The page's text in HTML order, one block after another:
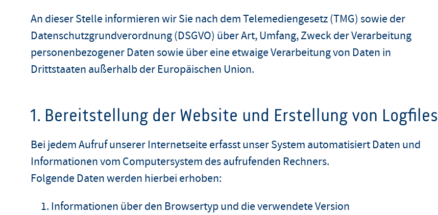
An dieser Stelle informieren wir Sie nach dem Telemediengesetz (TMG) sowie der
Datenschutzgrundverordnung (DSGVO) über Art, Umfang, Zweck der Verarbeitung
personenbezogener Daten sowie über eine etwaige Verarbeitung von Daten in
Drittstaaten außerhalb der Europäischen Union.
1. Bereitstellung der Website und Erstellung von Logfiles
Bei jedem Aufruf unserer Internetseite erfasst unser System automatisiert Daten und
Informationen vom Computersystem des aufrufenden Rechners.
Folgende Daten werden hierbei erhoben:
Informationen über den Browsertyp und die verwendete Version